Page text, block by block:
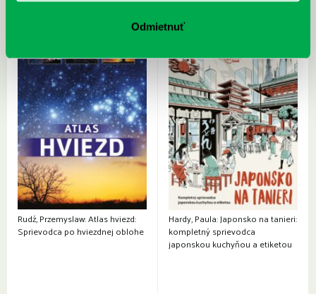
Odmietnuť
Rudź, Przemyslaw: Atlas hviezd:
Sprievodca po hviezdnej oblohe
Hardy, Paula: Japonsko na tanieri:
kompletný sprievodca
japonskou kuchyňou a etiketou